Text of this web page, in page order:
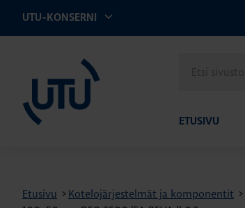
UTU-KONSERNI
sivustolta
ETUSIVU
Etusivu > Kotelojärjestelmät ja komponentit >